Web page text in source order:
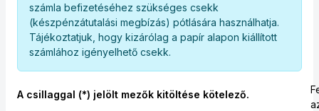
számla befizetéséhez szükséges csekk
(készpénzátutalási megbízás) pótlására használhatja.
Tájékoztatjuk, hogy kizárólag a papír alapon kiállított
számlához igényelhető csekk.
A csillaggal (*) jelölt mezők kitöltése kötelező.